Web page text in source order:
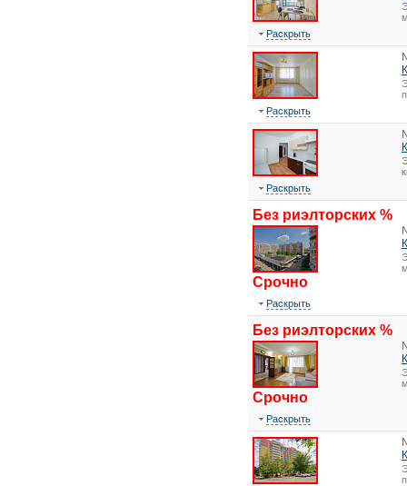
Раскрыть
Раскрыть
Раскрыть
Без риэлторских %
Срочно
Раскрыть
Без риэлторских %
Срочно
Раскрыть